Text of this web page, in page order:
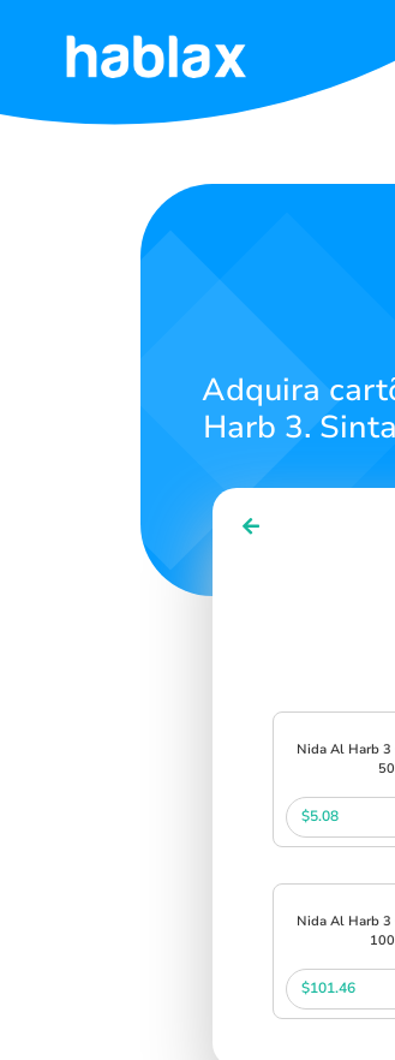
Início
SIGN UP
Adquira
Harb 3.
Nida Al Harb 3
$5.08
Nida Al Harb 3
$101.46